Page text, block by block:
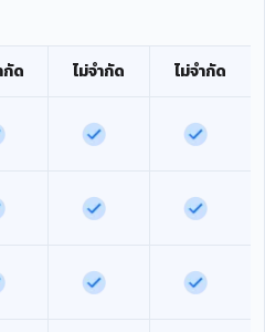
กัด ไม่จำกัด ไม่จำกัด